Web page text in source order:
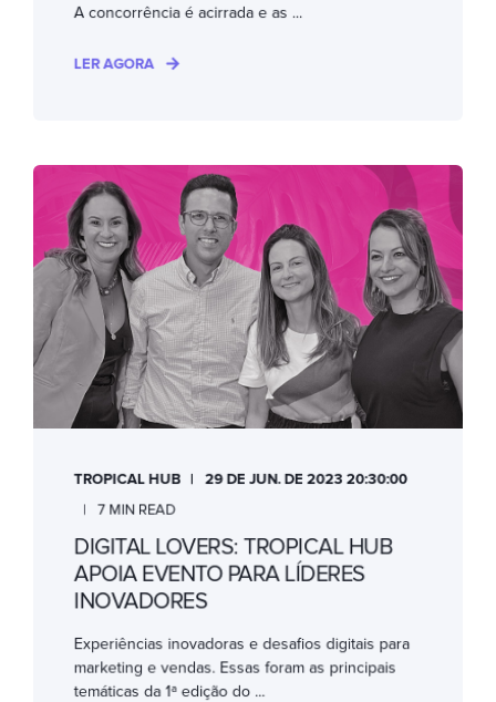
A concorrência é acirrada e as ...
LER AGORA
TROPICAL HUB
29 DE JUN. DE 2023 20:30:00
7 MIN READ
DIGITAL LOVERS: TROPICAL HUB
APOIA EVENTO PARA LÍDERES
INOVADORES
Experiências inovadoras e desafios digitais para
marketing e vendas. Essas foram as principais
temáticas da 1ª edição do ...